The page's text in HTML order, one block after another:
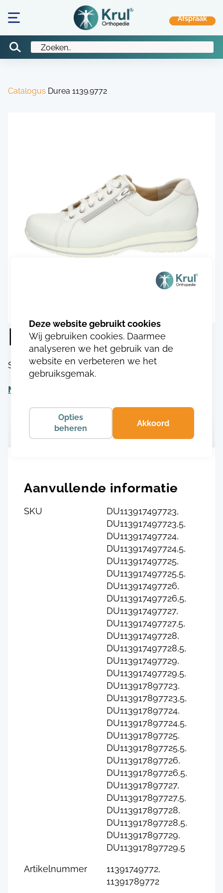
Catalogus Durea 1139.9772
Durea 1139.9772
SKU:DU113917497723
Meer informatie
Aanvullende informatie
SKU
DU113917497723,
DU113917497723,5,
DU113917497724,
DU113917497724,5,
DU113917497725,
DU113917497725,5,
DU113917497726,
DU113917497726,5,
DU113917497727,
DU113917497727,5,
DU113917497728,
DU113917497728,5,
DU113917497729,
DU113917497729,5,
DU113917897723,
DU113917897723,5,
DU113917897724,
DU113917897724,5,
DU113917897725,
DU113917897725,5,
DU113917897726,
DU113917897726,5,
DU113917897727,
DU113917897727,5,
DU113917897728,
DU113917897728,5,
DU113917897729,
DU113917897729,5
Artikelnummer
11391749772,
11391789772
Wij gebruiken cookies. Daarmee
analyseren we het gebruik van de
website en verbeteren we het
gebruiksgemak.
Opties
beheren
Akkoord